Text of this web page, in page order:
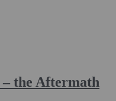
the Aftermath